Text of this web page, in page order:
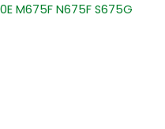
M675F N675F S675G